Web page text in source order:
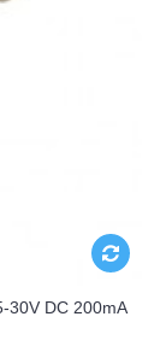
30V DC 200mA